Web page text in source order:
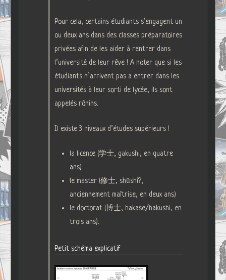
Pour cela, certains étudiants s’engagent un
ou deux ans dans des classes préparatoires
privées afin de les aider à rentrer dans
l’université de leur rêve ! A noter que si les
étudiants n’arrivent pas a entrer dans les
universités à leur sorti de lycée, ils sont
appelés rônins.
Il existe 3 niveaux d’études supérieurs !
la licence (学士, gakushi, en quatre
ans)
le master (修士, shūshi?,
anciennement maîtrise, en deux ans)
le doctorat (博士, hakase/hakushi, en
trois ans).
Petit schéma explicatif